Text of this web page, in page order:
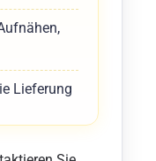
Lieferung